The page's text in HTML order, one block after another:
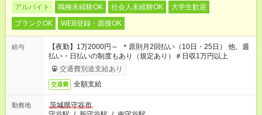
アルバイト 職種未経験OK 社会人未経験OK
大学生歓迎
ブランクOK
WEB登録・面接OK
給与
【夜勤】1万2000円～ ＊原則月2回払い（10日・25日） 他、週
払い・日払いの制度もあり（規定あり）＃日収1万円以上
交通費別途支給あり
交通費 全額支給
勤務地
茨城県守谷市